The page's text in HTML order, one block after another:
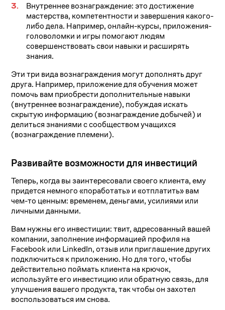
Внутреннее вознаграждение: это достижение
мастерства, компетентности и завершения какого-
либо дела. Например, онлайн-курсы, приложения-
головоломки и игры помогают людям
совершенствовать свои навыки и расширять
знания.
Эти три вида вознаграждения могут дополнять друг
друга. Например, приложение для обучения может
помочь вам приобрести дополнительные навыки
(внутреннее вознаграждение), побуждая искать
скрытую информацию (вознаграждение добычей) и
делиться знаниями с сообществом учащихся
(вознаграждение племени).
Развивайте возможности для инвестиций
Теперь, когда вы заинтересовали своего клиента, ему
придется немного «поработать» и «отплатить» вам
чем-то ценным: временем, деньгами, усилиями или
личными данными.
Вам нужны его инвестиции: твит, адресованный вашей
компании, заполнение информацией профиля на
Facebook или LinkedIn, отзыв или приглашение других
подключиться к приложению. Но для того, чтобы
действительно поймать клиента на крючок,
используйте его инвестицию или обратную связь, для
улучшения вашего продукта, так чтобы он захотел
воспользоваться им снова.